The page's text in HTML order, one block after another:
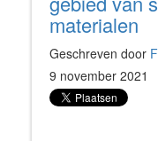
materialen
Geschreven door
9 november 2021